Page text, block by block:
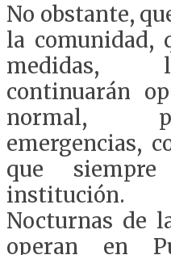
No obstante,
la comunidad,
medidas,
continuarán
normal,
emergencias,
que
institución.
Nocturnas de
operan en